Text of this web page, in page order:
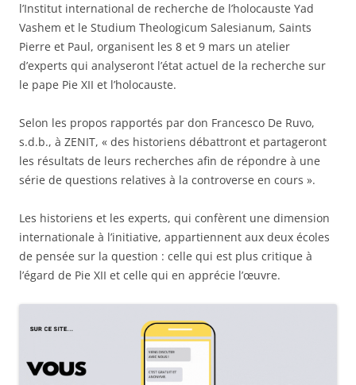
l’Institut international de recherche de l’holocauste Yad
Vashem et le Studium Theologicum Salesianum, Saints
Pierre et Paul, organisent les 8 et 9 mars un atelier
d’experts qui analyseront l’état actuel de la recherche sur
le pape Pie XII et l’holocauste.
Selon les propos rapportés par don Francesco De Ruvo,
s.d.b., à ZENIT, « des historiens débattront et partageront
les résultats de leurs recherches afin de répondre à une
série de questions relatives à la controverse en cours ».
Les historiens et les experts, qui confèrent une dimension
internationale à l’initiative, appartiennent aux deux écoles
de pensée sur la question : celle qui est plus critique à
l’égard de Pie XII et celle qui en apprécie l’œuvre.